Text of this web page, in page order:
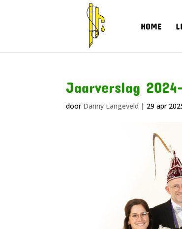
HOME
Jaarverslag
door Danny Langeveld | 29 apr